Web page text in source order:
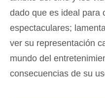
dado que es ideal para
espectaculares;
ver su representación
mundo del
consecuencias de su